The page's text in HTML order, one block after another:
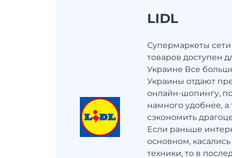
LIDL
Супермаркеты сети
товаров доступен
Украине Все
Украины отдают
онлайн-шопингу,
намного удобнее, а
сэкономить
Если раньше
основном,
техники, то в